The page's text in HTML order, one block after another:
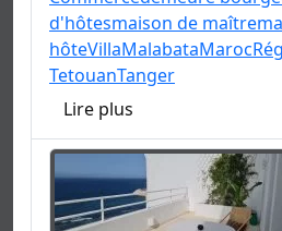
d'hôtesmaison de maître
hôteVillaMalabataMaroc
TetouanTanger
Lire plus